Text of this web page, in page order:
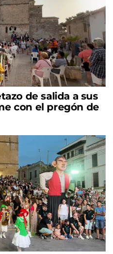
de salida a sus
con el pregón de